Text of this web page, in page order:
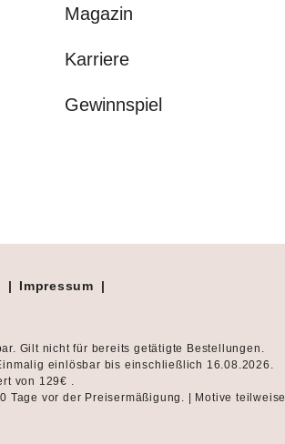
Magazin
Karriere
Gewinnspiel
| Impressum
|
Gilt nicht für bereits getätigte Bestellungen.
einlösbar bis einschließlich 16.08.2026.
von 129€ .
Tage vor der Preisermäßigung. | Motive teilweise